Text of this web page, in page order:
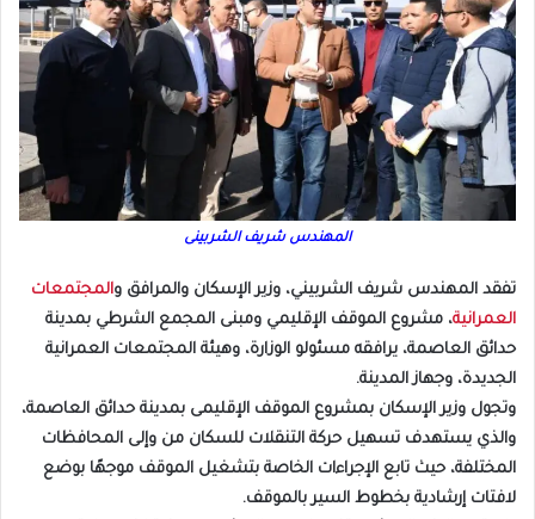
المهندس شريف الشربينى
تفقد المهندس شريف الشربيني، وزير الإسكان والمرافق والمجتمعات
العمرانية، مشروع الموقف الإقليمي ومبنى المجمع الشرطي بمدينة
حدائق العاصمة، يرافقه مسئولو الوزارة، وهيئة المجتمعات العمرانية
الجديدة، وجهاز المدينة.
وتجول وزير الإسكان بمشروع الموقف الإقليمى بمدينة حدائق العاصمة،
والذي يستهدف تسهيل حركة التنقلات للسكان من وإلى المحافظات
المختلفة، حيث تابع الإجراءات الخاصة بتشغيل الموقف موجهًا بوضع
لافتات إرشادية بخطوط السير بالموقف.